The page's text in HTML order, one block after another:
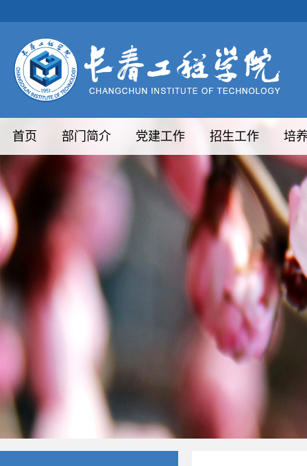
首页 部门简介 党建工作 招生工作 培